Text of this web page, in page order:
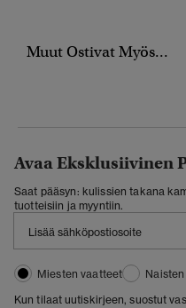
Muut Ostivat Myös...
Avaa Eksklusiivinen
Saat pääsyn: kulissien takana
tuotteisiin ja myyntiin.
Miesten vaatteet
Kun tilaat uutiskirjeen, suostut